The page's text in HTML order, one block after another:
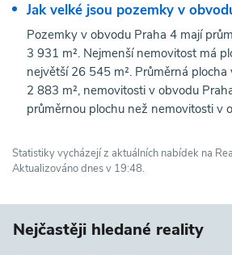
Jak velké jsou pozemky v
Pozemky v obvodu Praha 4 mají
3 931 m². Nejmenší nemovitost má
největší 26 545 m². Průměrná
2 883 m², nemovitosti v obvodu
průměrnou plochu než nemovitosti v
Statistiky vycházejí z aktuálních nabídek na
Aktualizováno dnes v 19:48.
Nejčastěji hledané reality